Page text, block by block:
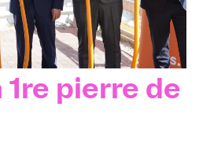
1re pierre de